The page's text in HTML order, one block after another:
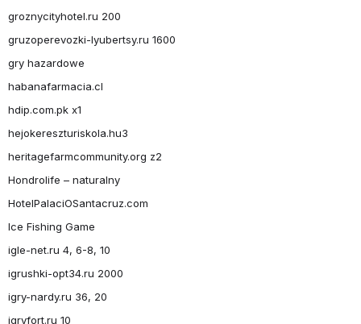
groznycityhotel.ru 200
gruzoperevozki-lyubertsy.ru 1600
gry hazardowe
habanafarmacia.cl
hdip.com.pk x1
hejokereszturiskola.hu3
heritagefarmcommunity.org z2
Hondrolife – naturalny
HotelPalaciOSantacruz.com
Ice Fishing Game
igle-net.ru 4, 6-8, 10
igrushki-opt34.ru 2000
igry-nardy.ru 36, 20
igryfort.ru 10